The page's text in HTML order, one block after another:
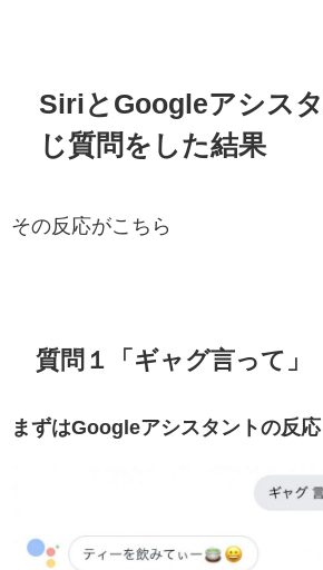
SiriとGoogleアシス
じ質問をした結果
その反応がこちら
質問１「ギャグ言って」
まずはGoogleアシスタントの反応